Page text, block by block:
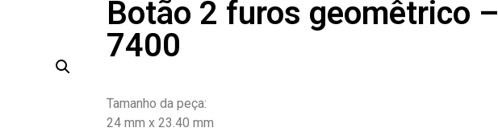
Botão 2 furos geomêtrico –
7400
Tamanho da peça:
24 mm x 23.40 mm